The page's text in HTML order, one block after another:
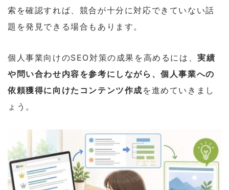
索を確認すれば、競合が十分に対応できていない話
題を発見できる場合もあります。
個人事業向けのSEO対策の成果を高めるには、実績
や問い合わせ内容を参考にしながら、個人事業への
依頼獲得に向けたコンテンツ作成 を進めていきまし
ょう。